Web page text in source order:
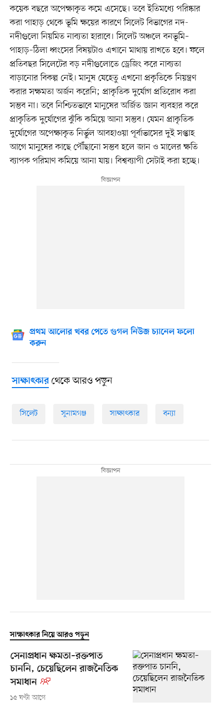
কয়েক বছরে অপেক্ষাকৃত কমে এসেছে। তবে ইতিমধ্যে পরিষ্কার
করা পাহাড় থেকে ভূমি ক্ষয়ের কারণে সিলেট বিভাগের নদ-
নদীগুলো নিয়মিত নাব্যতা হারাবে। সিলেট অঞ্চলে বনভূমি–
পাহাড়–ঠিলা ধ্বংসের বিষয়টাও এখানে মাথায় রাখতে হবে। ফলে
প্রতিবছর সিলেটের বড় নদীগুলোতে ড্রেজিং করে নাব্যতা
বাড়ানোর বিকল্প নেই। মানুষ যেহেতু এখনো প্রকৃতিকে নিয়ন্ত্রণ
করার সক্ষমতা অর্জন করেনি; প্রাকৃতিক দুর্যোগ প্রতিরোধ করা
সম্ভব না। তবে নিশ্চিতভাবে মানুষের অর্জিত জ্ঞান ব্যবহার করে
প্রাকৃতিক দুর্যোগের ঝুঁকি কমিয়ে আনা সম্ভব। যেমন প্রাকৃতিক
দুর্যোগের অপেক্ষাকৃত নির্ভুল আবহাওয়া পূর্বাভাসের দুই সপ্তাহ
আগে মানুষের কাছে পৌঁছানো সম্ভব হলে জান ও মালের ক্ষতি
ব্যাপক পরিমাণ কমিয়ে আনা যায়। বিশ্বব্যাপী সেটাই করা হচ্ছে।
প্রথম আলোর খবর পেতে গুগল নিউজ চ্যানেল ফলো
করুন
সাক্ষাৎকারথেকে আরও পড়ুন
সিলেট সুনামগঞ্জ সাক্ষাৎকার বন্যা
সাক্ষাৎকার নিয়ে আরও পড়ুন
সেনাপ্রধান ক্ষমতা–রক্তপাত
চাননি, চেয়েছিলেন রাজনৈতিক
সমাধান
১৫ ঘণ্টা আগে